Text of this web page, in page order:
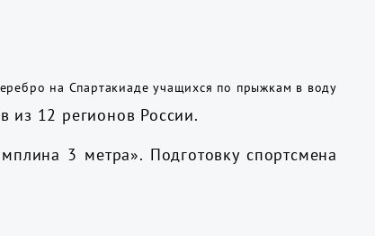
из 12 регионов России.
3 метра». Подготовку спортсмена